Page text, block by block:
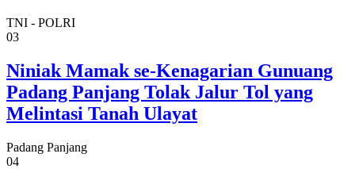
TNI - POLRI
03
Niniak Mamak se-Kenagarian Gunuang
Padang Panjang Tolak Jalur Tol yang
Melintasi Tanah Ulayat
Padang Panjang
04